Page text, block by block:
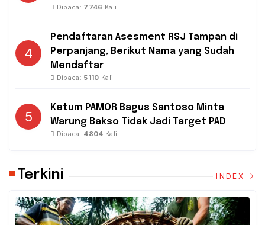
Dibaca: 7746 Kali
4
Pendaftaran Asesment RSJ Tampan di
Perpanjang, Berikut Nama yang Sudah
Mendaftar
Dibaca: 5110 Kali
5
Ketum PAMOR Bagus Santoso Minta
Warung Bakso Tidak Jadi Target PAD
Dibaca: 4804 Kali
Terkini INDEX